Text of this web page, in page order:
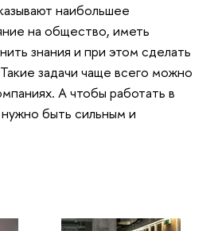
наибольшее
на общество, иметь
знания и при этом сделать
задачи чаще всего можно
А чтобы работать в
быть сильным и